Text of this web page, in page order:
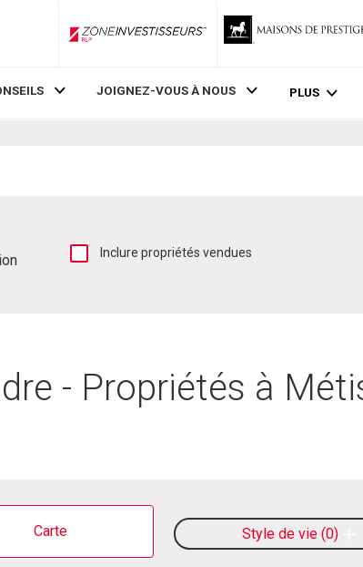
ZoneInvestisseurs RLP
JOIGNEZ-VOUS À NOUS PLUS
Afficher
d'inscriptions
Inclure propriétés vendues
- Propriétés à
Carte Style de vie 0